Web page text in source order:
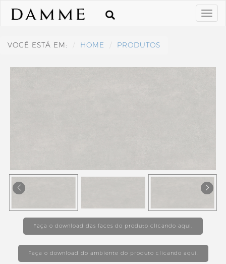
VOCÊ ESTÁ EM: HOME PRODUTOS
Faça o download das faces do produto clicando aqui.
Faça o download do ambiente do produto clicando aqui.